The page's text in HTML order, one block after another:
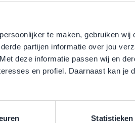
te maken, gebruiken wij
partijen informatie over jou
deze informatie passen wij en
en profiel. Daarnaast kan je
Statistieken
by Mohi
)
Max Pro
Speciale
€ 18,56
Normale prijs
€ 20,62